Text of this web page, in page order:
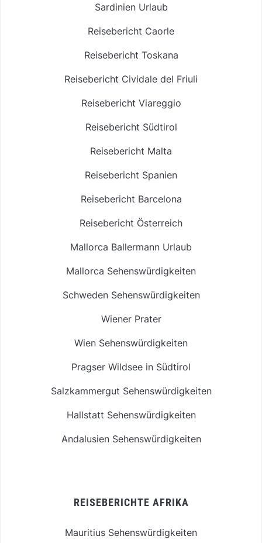
Sardinien Urlaub
Reisebericht Caorle
Reisebericht Toskana
Reisebericht Cividale del Friuli
Reisebericht Viareggio
Reisebericht Südtirol
Reisebericht Malta
Reisebericht Spanien
Reisebericht Barcelona
Reisebericht Österreich
Mallorca Ballermann Urlaub
Mallorca Sehenswürdigkeiten
Schweden Sehenswürdigkeiten
Wiener Prater
Wien Sehenswürdigkeiten
Pragser Wildsee in Südtirol
Salzkammergut Sehenswürdigkeiten
Hallstatt Sehenswürdigkeiten
Andalusien Sehenswürdigkeiten
REISEBERICHTE AFRIKA
Mauritius Sehenswürdigkeiten